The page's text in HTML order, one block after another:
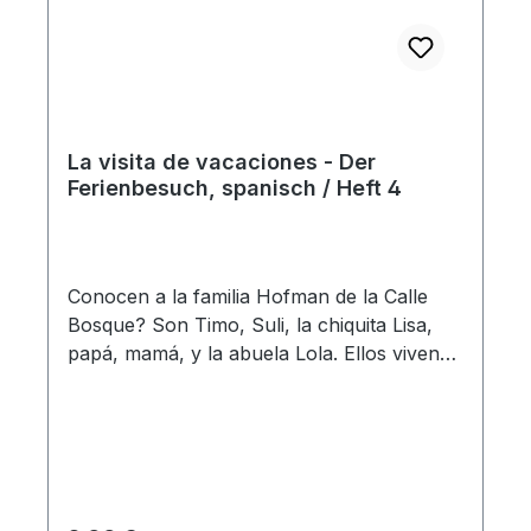
La visita de vacaciones - Der
Ferienbesuch, spanisch / Heft 4
Conocen a la familia Hofman de la Calle
Bosque? Son Timo, Suli, la chiquita Lisa,
papá, mamá, y la abuela Lola. Ellos viven
cantos lindos y la hermana Renate les